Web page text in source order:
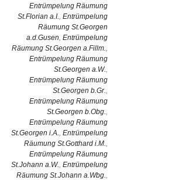
Entrümpelung Räumung
St.Florian a.I., Entrümpelung
Räumung St.Georgen
a.d.Gusen, Entrümpelung
Räumung St.Georgen a.Fillm.,
Entrümpelung Räumung
St.Georgen a.W.,
Entrümpelung Räumung
St.Georgen b.Gr.,
Entrümpelung Räumung
St.Georgen b.Obg.,
Entrümpelung Räumung
St.Georgen i.A., Entrümpelung
Räumung St.Gotthard i.M.,
Entrümpelung Räumung
St.Johann a.W., Entrümpelung
Räumung St.Johann a.Wbg.,